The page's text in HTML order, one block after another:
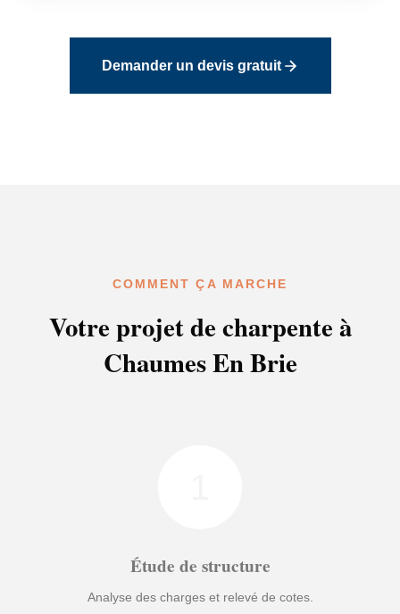
Demander un devis gratuit
COMMENT ÇA MARCHE
Votre projet de charpente à
Chaumes En Brie
Étude de structure
Analyse des charges et relevé de cotes.